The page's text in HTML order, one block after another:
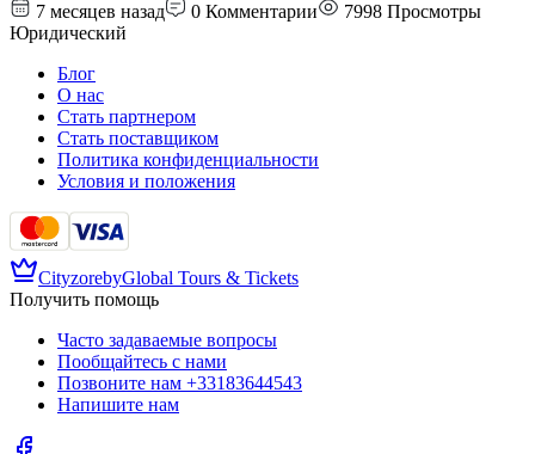
7 месяцев назад
0 Комментарии 7998 Просмотры
Юридический
Блог
О нас
Стать партнером
Стать поставщиком
Политика конфиденциальности
Условия и положения
CityzorebyGlobal Tours & Tickets
Получить помощь
Часто задаваемые вопросы
Пообщайтесь с нами
Позвоните нам +33183644543
Напишите нам